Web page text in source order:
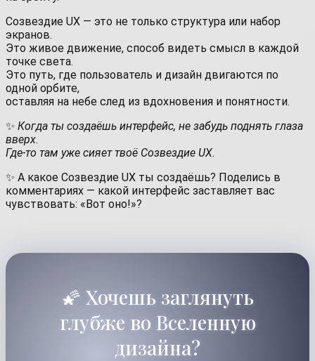
Созвездие UX — это не только структура или набор
экранов.
Это живое движение, способ видеть смысл в каждой
точке света.
Это путь, где пользователь и дизайн двигаются по
одной орбите,
оставляя на небе след из вдохновения и понятности.
✨ Когда ты создаёшь интерфейс, не забудь поднять глаза
вверх.
Где-то там уже сияет твоё Созвездие UX.
✨ А какое Созвездие UX ты создаёшь? Поделись в
комментариях — какой интерфейс заставляет вас
чувствовать: «Вот оно!»?
🌠 Хочешь заглянуть
глубже во Вселенную
дизайна?